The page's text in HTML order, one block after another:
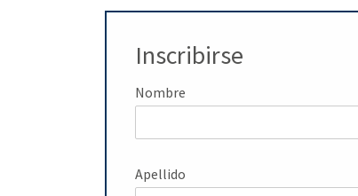
Inscribirse
Nombre
Apellido